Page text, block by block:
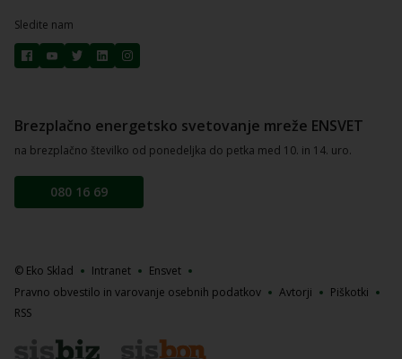
Sledite nam
Brezplačno energetsko svetovanje mreže ENSVET
na brezplačno številko od ponedeljka do petka med 10. in 14. uro.
080 16 69
© Eko Sklad Intranet
Ensvet
Pravno obvestilo in varovanje osebnih podatkov
Avtorji
Piškotki
RSS